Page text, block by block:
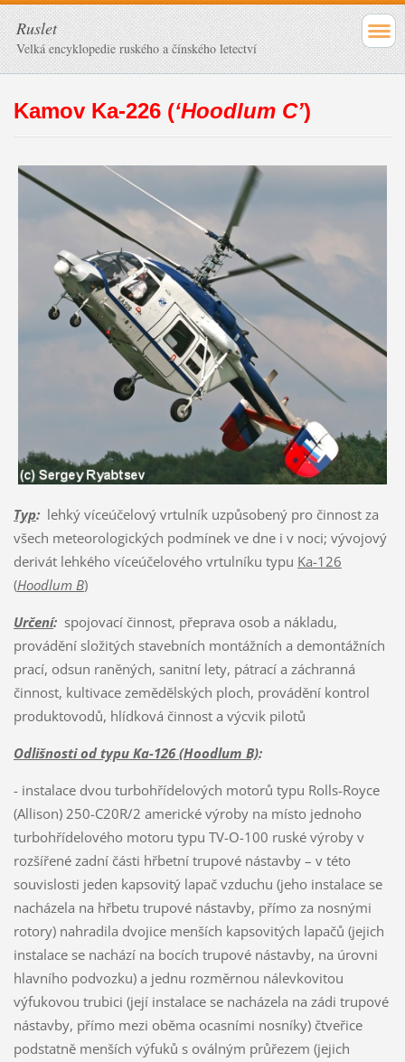
Ruslet
Velká encyklopedie ruského a čínského letectví
Kamov Ka-226 (‘Hoodlum C’)
Typ:lehký víceúčelový vrtulník uzpůsobený pro činnost za
všech meteorologických podmínek ve dne i v noci; vývojový
derivát lehkého víceúčelového vrtulníku typu Ka-126
(Hoodlum B)
Určení:spojovací činnost, přeprava osob a nákladu,
provádění složitých stavebních montážních a demontážních
prací, odsun raněných, sanitní lety, pátrací a záchranná
činnost, kultivace zemědělských ploch, provádění kontrol
produktovodů, hlídková činnost a výcvik pilotů
Odlišnosti od typu Ka-126 (Hoodlum B):
- instalace dvou turbohřídelových motorů typu Rolls-Royce
(Allison) 250-C20R/2 americké výroby na místo jednoho
turbohřídelového motoru typu TV-O-100 ruské výroby v
rozšířené zadní části hřbetní trupové nástavby – v této
souvislosti jeden kapsovitý lapač vzduchu (jeho instalace se
nacházela na hřbetu trupové nástavby, přímo za nosnými
rotory) nahradila dvojice menších kapsovitých lapačů (jejich
instalace se nachází na bocích trupové nástavby, na úrovni
hlavního podvozku) a jednu rozměrnou nálevkovitou
výfukovou trubici (její instalace se nacházela na zádi trupové
nástavby, přímo mezi oběma ocasními nosníky) čtveřice
podstatně menších výfuků s oválným průřezem (jejich